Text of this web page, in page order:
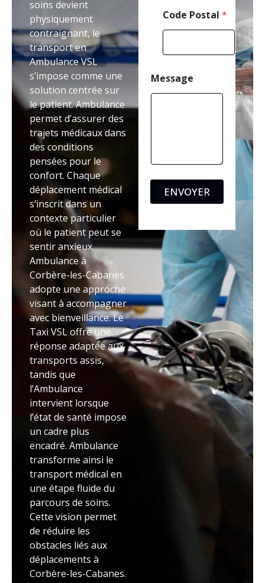
soins devient
physiquement
contraignant, le
transport en
Ambulance VSL
s’impose comme une
solution centrée sur
le patient. Ambulance
permet d’assurer des
trajets médicaux dans
des conditions
pensées pour le
confort. Chaque
déplacement médical
s’inscrit dans un
contexte particulier
où le patient peut se
sentir anxieux.
Ambulance à
Corbère-les-Cabanes
adopte une approche
visant à accompagner
avec bienveillance. Le
Taxi VSL offre une
réponse adaptée aux
transports assis,
tandis que
l’Ambulance
intervient lorsque
l’état de santé impose
un cadre plus
encadré. Ambulance
transforme ainsi le
transport médical en
une étape fluide du
parcours de soins.
Cette vision permet
de réduire les
obstacles liés aux
déplacements à
Corbère-les-Cabanes.
Code Postal *
Message
ENVOYER